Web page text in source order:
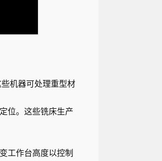
机器可处理重型材
位。这些铣床生产
工作台高度以控制